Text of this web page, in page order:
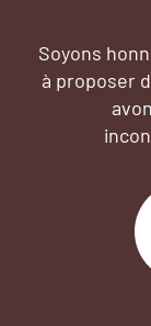
Soyons
à proposer